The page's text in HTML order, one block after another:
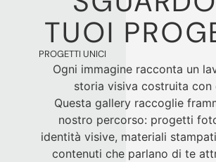
TUOI
PROGETTI UNICI
Ogni immagine racconta un
storia visiva costruita con
Questa gallery raccoglie
nostro percorso: progetti
identità visive, materiali
contenuti che parlano di te